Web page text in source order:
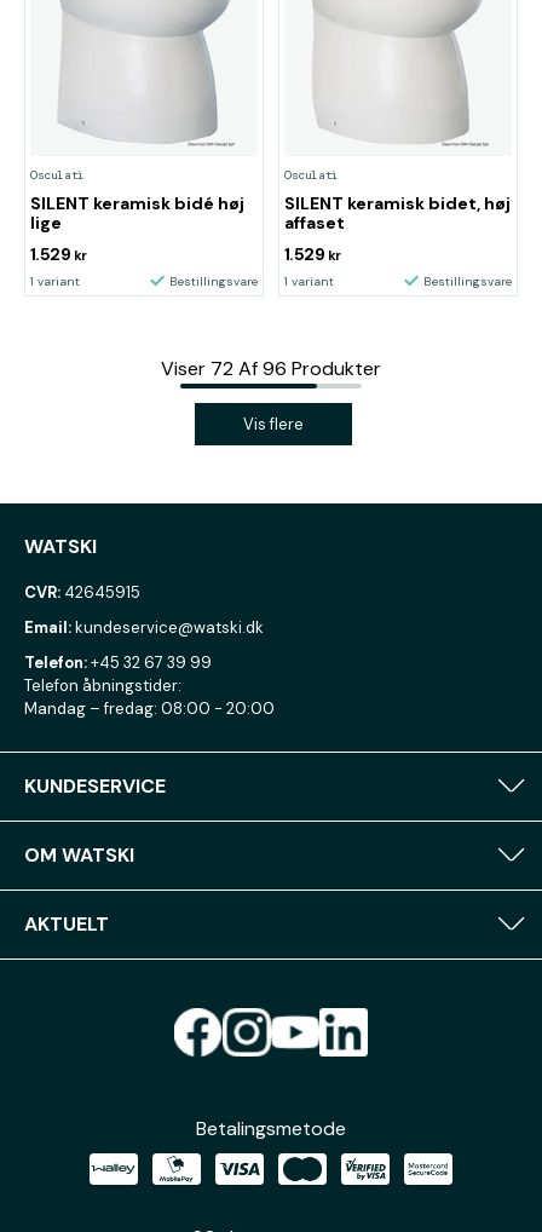
Osculati
SILENT keramisk bidé høj
lige
1.529 kr
1 variant Bestillingsvare
Osculati
SILENT keramisk bidet, høj
affaset
1.529 kr
1 variant Bestillingsvare
Viser 72Af96 Produkter
Vis flere
WATSKI
CVR: 42645915
Email:kundeservice@watski.dk
Telefon:+45 32 67 39 99
Telefon åbningstider:
Mandag – fredag: 08:00 - 20:00
KUNDESERVICE
OM WATSKI
AKTUELT
Betalingsmetode